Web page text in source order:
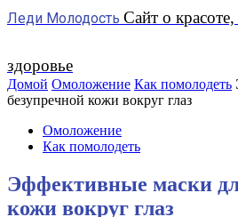
Леди Молодость Сайт о
здоровье
Домой Омоложение Как помолодеть
безупречной кожи вокруг глаз
Омоложение
Как помолодеть
Эффективные маски
кожи вокруг глаз